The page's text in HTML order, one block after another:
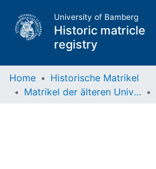
University of Bamberg
Historic matricle
registry
Home
Historische Matrikel
Matrikel der älteren Universität